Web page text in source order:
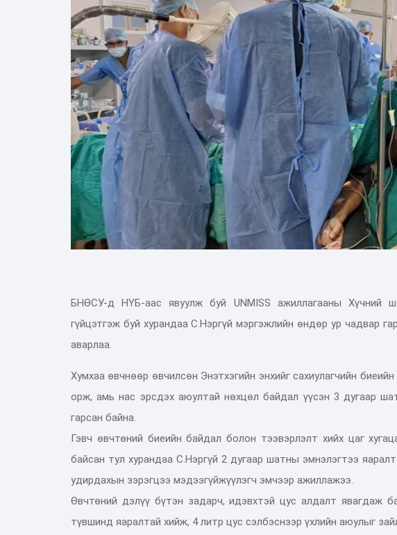
БНӨСУ-д НҮБ-аас явуулж буй UNMISS ажиллагааны Хүчний
гүйцэтгэж буй хурандаа С.Нэргүй мэргэжлийн өндөр ур чадвар
аварлаа.
Хумхаа өвчнөөр өвчилсөн Энэтхэгийн энхийг сахиулагчийн
орж, амь нас эрсдэх аюултай нөхцөл байдал үүсэн 3 дугаар
гарсан байна.
Гэвч өвчтөний биеийн байдал болон тээвэрлэлт хийх цаг
байсан тул хурандаа С.Нэргүй 2 дугаар шатны эмнэлэгтээ
удирдахын зэрэгцээ мэдээгүйжүүлэгч эмчээр ажиллажээ.
Өвчтөний дэлүү бүтэн задарч, идэвхтэй цус алдалт явагдаж
түвшинд яаралтай хийж, 4 литр цус сэлбэснээр үхлийн аюулыг